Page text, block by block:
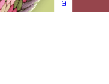
/Double Braid Ø 14 mm